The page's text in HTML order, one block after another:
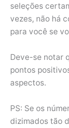
seleções
vezes, não há
para você se
Deve-se notar
pontos
aspectos.
PS: Se os
dizimados tão